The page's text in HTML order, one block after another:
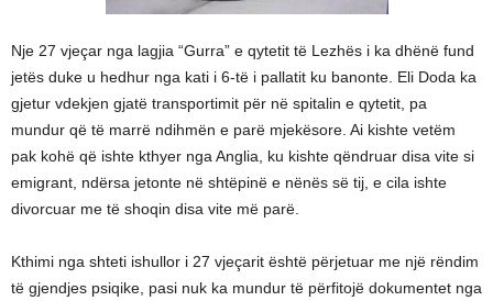
Nje 27 vjeçar nga lagjia “Gurra” e qytetit të Lezhës i ka dhënë fund
jetës duke u hedhur nga kati i 6-të i pallatit ku banonte. Eli Doda ka
gjetur vdekjen gjatë transportimit për në spitalin e qytetit, pa
mundur që të marrë ndihmën e parë mjekësore. Ai kishte vetëm
pak kohë që ishte kthyer nga Anglia, ku kishte qëndruar disa vite si
emigrant, ndërsa jetonte në shtëpinë e nënës së tij, e cila ishte
divorcuar me të shoqin disa vite më parë.
Kthimi nga shteti ishullor i 27 vjeçarit është përjetuar me një rëndim
të gjendjes psiqike, pasi nuk ka mundur të përfitojë dokumentet nga